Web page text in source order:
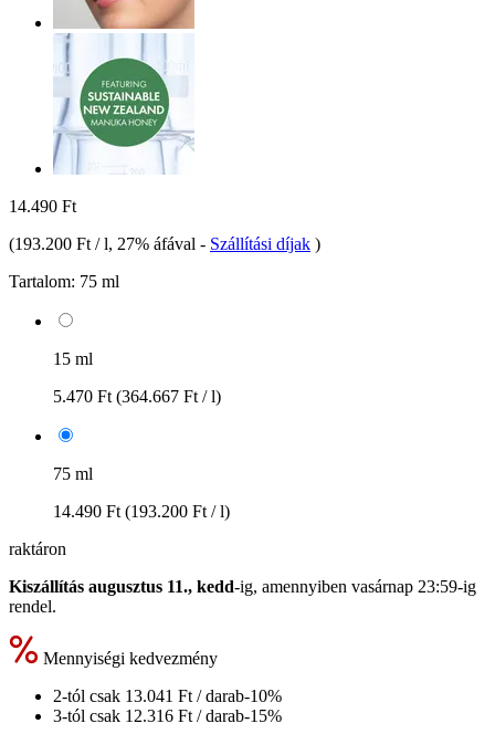
14.490 Ft
(193.200 Ft / l, 27% áfával - Szállítási díjak )
Tartalom: 75 ml
15 ml
5.470 Ft (364.667 Ft / l)
75 ml
14.490 Ft (193.200 Ft / l)
raktáron
Kiszállítás augusztus 11., kedd-ig, amennyiben vasárnap 23:59-ig
rendel.
Mennyiségi kedvezmény
2-tól csak 13.041 Ft / darab-10%
3-tól csak 12.316 Ft / darab-15%